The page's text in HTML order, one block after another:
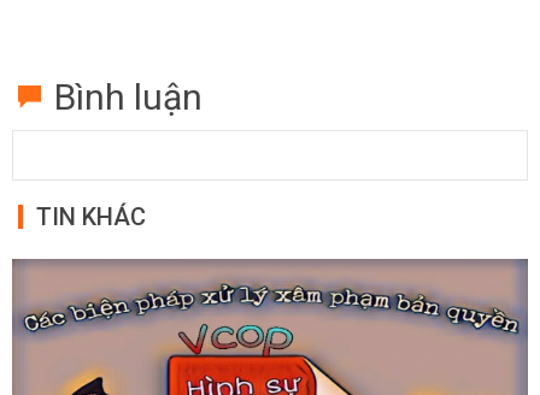
Bình luận
TIN KHÁC